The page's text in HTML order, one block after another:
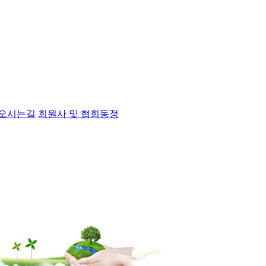
시는길 회원사 및 협회동정